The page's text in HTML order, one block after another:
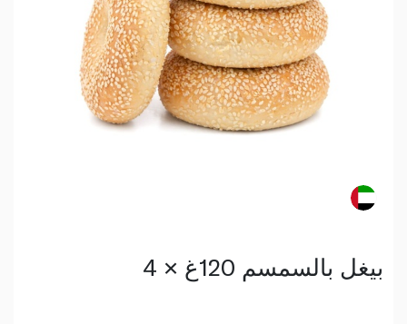
بيغل بالسمسم 120غ × 4